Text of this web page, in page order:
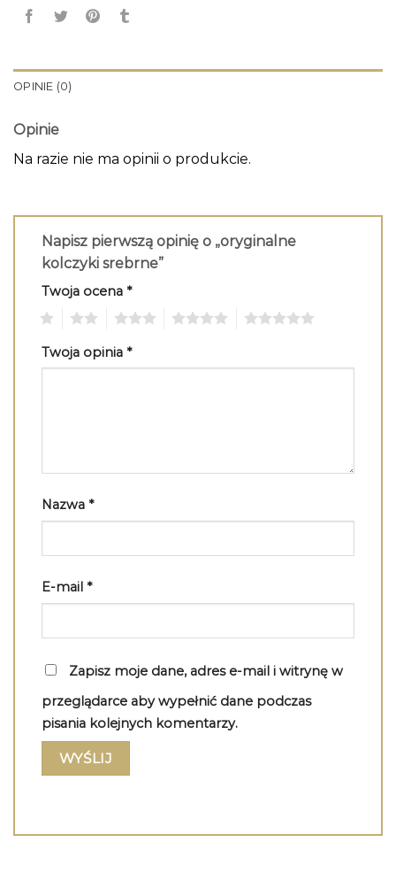
OPINIE (0)
Opinie
Na razie nie ma opinii o produkcie.
Napisz pierwszą opinię o „oryginalne
kolczyki srebrne”
Twoja ocena *
Twoja opinia *
Nazwa *
E-mail *
Zapisz moje dane, adres e-mail i witrynę w
przeglądarce aby wypełnić dane podczas
pisania kolejnych komentarzy.